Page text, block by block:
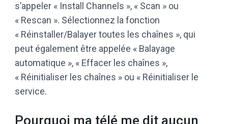
s’appeler « Install Channels », « Scan » ou
« Rescan ». Sélectionnez la fonction
« Réinstaller/Balayer toutes les chaînes », qui
peut également être appelée « Balayage
automatique », « Effacer les chaînes »,
« Réinitialiser les chaînes » ou « Réinitialiser le
service.
Pourquoi ma télé me dit aucun